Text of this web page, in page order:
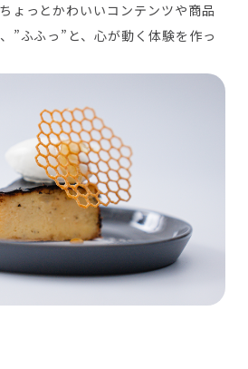
ょっとかわいいコンテンツや商品
”ふふっ”と、心が動く体験を作っ